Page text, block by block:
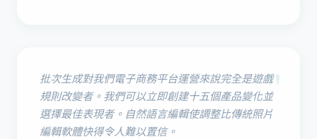
"
批次生成對我們電子商務平台運營來說完全是遊戲
規則改變者。我們可以立即創建十五個產品變化並
選擇最佳表現者。自然語言編輯使調整比傳統照片
編輯軟體快得令人難以置信。